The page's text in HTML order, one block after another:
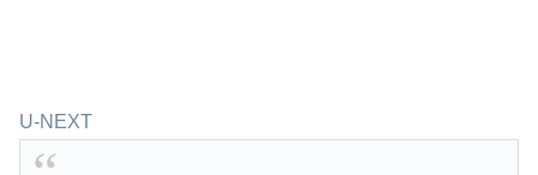
U-NEXT